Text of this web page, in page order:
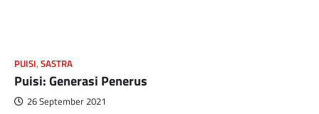
PUISI, SASTRA
Puisi: Generasi Penerus
26 September 2021